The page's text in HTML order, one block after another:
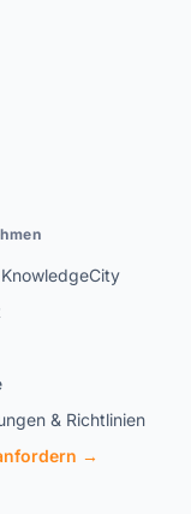
& Richtlinien
→